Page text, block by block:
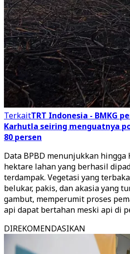
TerkaitTRT Indonesia - BMKG
Karhutla seiring menguatnya
80 persen
Data BPBD menunjukkan hingga
hektare lahan yang berhasil
terdampak. Vegetasi yang
belukar, pakis, dan akasia yang
gambut, memperumit proses
api dapat bertahan meski api di
DIREKOMENDASIKAN